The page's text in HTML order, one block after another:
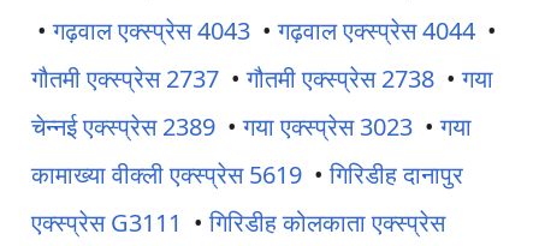
•गढ़वाल एक्स्प्रेस 4043 •गढ़वाल एक्स्प्रेस 4044 •
गौतमी एक्स्प्रेस 2737 •गौतमी एक्स्प्रेस 2738 •गया
चेन्नई एक्स्प्रेस 2389 •गया एक्स्प्रेस 3023 •गया
कामाख्या वीक्ली एक्स्प्रेस 5619 •गिरिडीह दानापुर
एक्स्प्रेस G3111 •गिरिडीह कोलकाता एक्स्प्रेस